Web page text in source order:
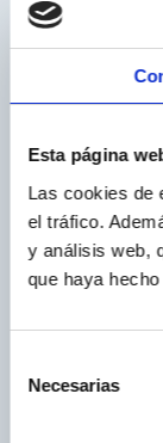
Esta página
Las cookies de
el tráfico.
y análisis web,
que haya
Necesarias